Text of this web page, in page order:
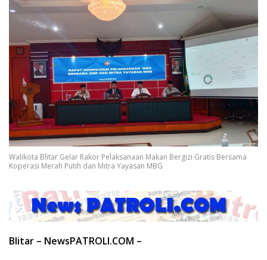
Walikota Blitar Gelar Rakor Pelaksanaan Makan Bergizi Gratis Bersama
Koperasi Merah Putih dan Mitra Yayasan MBG
Blitar – NewsPATROLI.COM –